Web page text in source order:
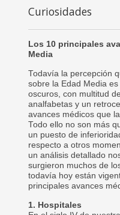
Curiosidades
Los 10 principales
Media
Todavía la percepción
sobre la Edad Media
oscuros, con multitud
analfabetas y un
avances médicos que
Todo ello no son más
un puesto de
respecto a otros
un análisis detallado
surgieron muchos de
todavía hoy están
principales avances
1. Hospitales